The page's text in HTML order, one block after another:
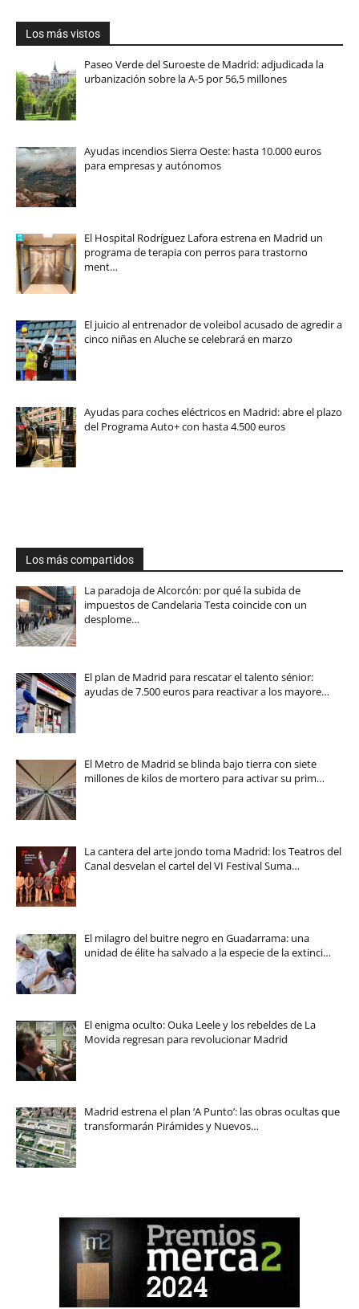
Los más vistos
Paseo Verde del Suroeste de Madrid: adjudicada la
urbanización sobre la A-5 por 56,5 millones
Ayudas incendios Sierra Oeste: hasta 10.000 euros
para empresas y autónomos
El Hospital Rodríguez Lafora estrena en Madrid un
programa de terapia con perros para trastorno
ment…
El juicio al entrenador de voleibol acusado de agredir a
cinco niñas en Aluche se celebrará en marzo
Ayudas para coches eléctricos en Madrid: abre el plazo
del Programa Auto+ con hasta 4.500 euros
Los más compartidos
La paradoja de Alcorcón: por qué la subida de
impuestos de Candelaria Testa coincide con un
desplome…
El plan de Madrid para rescatar el talento sénior:
ayudas de 7.500 euros para reactivar a los mayore…
El Metro de Madrid se blinda bajo tierra con siete
millones de kilos de mortero para activar su prim…
La cantera del arte jondo toma Madrid: los Teatros del
Canal desvelan el cartel del VI Festival Suma…
El milagro del buitre negro en Guadarrama: una
unidad de élite ha salvado a la especie de la extinci…
El enigma oculto: Ouka Leele y los rebeldes de La
Movida regresan para revolucionar Madrid
Madrid estrena el plan ‘A Punto’: las obras ocultas que
transformarán Pirámides y Nuevos…